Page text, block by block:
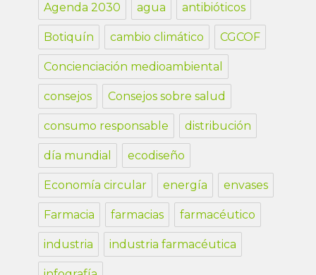
Agenda 2030 agua antibióticos
Botiquín cambio climático CGCOF
Concienciación medioambiental
consejos Consejos sobre salud
consumo responsable distribución
día mundial ecodiseño
Economía circular energía envases
Farmacia farmacias farmacéutico
industria industria farmacéutica